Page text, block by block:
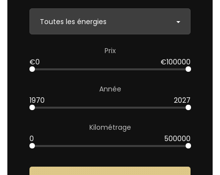
Toutes les énergies
Prix
€0
€100000
Année
1970
2027
Kilométrage
0
500000